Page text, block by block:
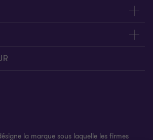
des Données Personnelles
la marque sous laquelle les firmes